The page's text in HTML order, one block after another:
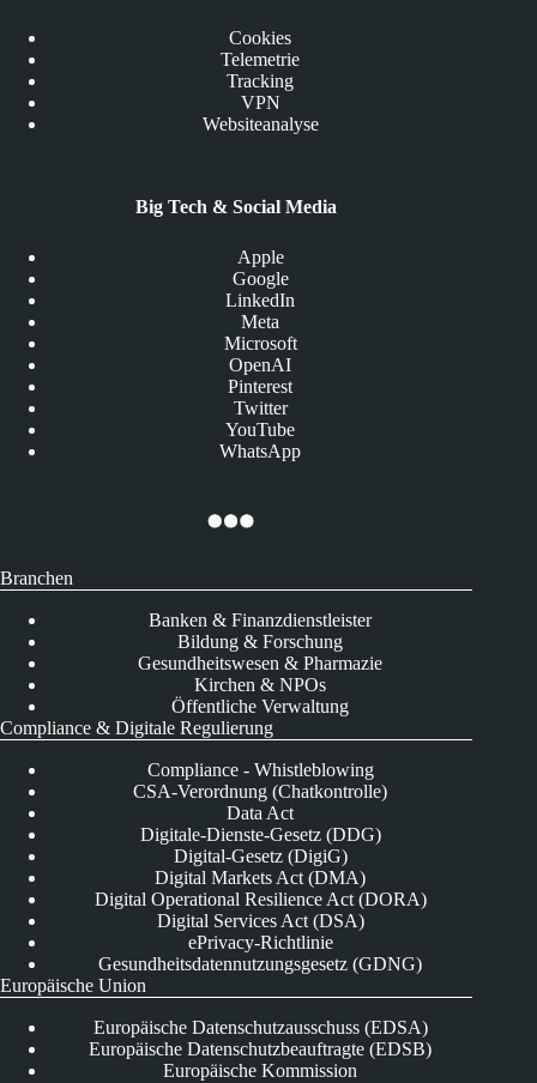
Cookies
Telemetrie
Tracking
VPN
Websiteanalyse
Big Tech & Social Media
Apple
Google
LinkedIn
Meta
Microsoft
OpenAI
Pinterest
Twitter
YouTube
WhatsApp
Branchen
Banken & Finanzdienstleister
Bildung & Forschung
Gesundheitswesen & Pharmazie
Kirchen & NPOs
Öffentliche Verwaltung
Compliance & Digitale Regulierung
Compliance - Whistleblowing
CSA-Verordnung (Chatkontrolle)
Data Act
Digitale-Dienste-Gesetz (DDG)
Digital-Gesetz (DigiG)
Digital Markets Act (DMA)
Digital Operational Resilience Act (DORA)
Digital Services Act (DSA)
ePrivacy-Richtlinie
Gesundheitsdatennutzungsgesetz (GDNG)
Europäische Union
Europäische Datenschutzausschuss (EDSA)
Europäische Datenschutzbeauftragte (EDSB)
Europäische Kommission